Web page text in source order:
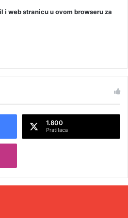
i web stranicu u ovom browseru za
1.800
Pratilaca